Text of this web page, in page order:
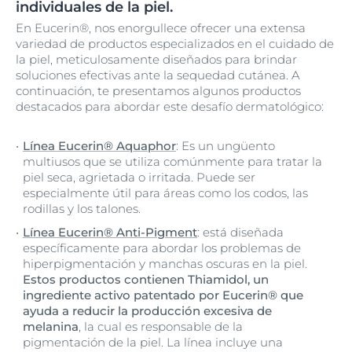
individuales de la piel.
En Eucerin®, nos enorgullece ofrecer una extensa
variedad de productos especializados en el cuidado de
la piel, meticulosamente diseñados para brindar
soluciones efectivas ante la sequedad cutánea. A
continuación, te presentamos algunos productos
destacados para abordar este desafío dermatológico:
Línea Eucerin® Aquaphor: Es un ungüento
multiusos que se utiliza comúnmente para tratar la
piel seca, agrietada o irritada. Puede ser
especialmente útil para áreas como los codos, las
rodillas y los talones.
Línea Eucerin® Anti-Pigment: está diseñada
específicamente para abordar los problemas de
hiperpigmentación y manchas oscuras en la piel.
Estos productos contienen Thiamidol, un
ingrediente activo patentado por Eucerin® que
ayuda a reducir la producción excesiva de
melanina, la cual es responsable de la
pigmentación de la piel. La línea incluye una